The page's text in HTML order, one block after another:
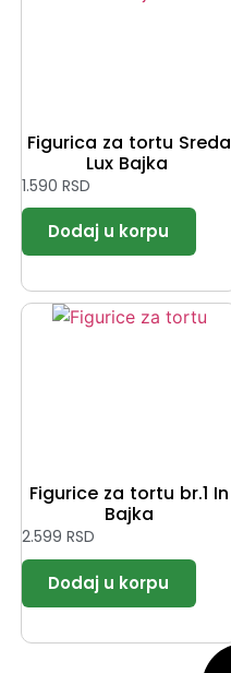
Figurica za tortu Sreda
Lux Bajka
1.590 RSD
Figurice za tortu br.1 In
Bajka
2.599 RSD